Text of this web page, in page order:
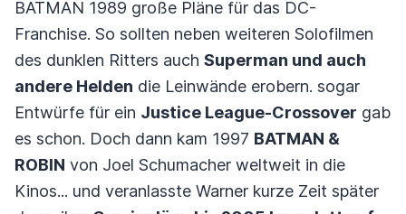
BATMAN 1989 große Pläne für das DC-
Franchise. So sollten neben weiteren Solofilmen
des dunklen Ritters auch Superman und auch
andere Helden die Leinwände erobern. sogar
Entwürfe für ein Justice League-Crossover gab
es schon. Doch dann kam 1997 BATMAN &
ROBIN von Joel Schumacher weltweit in die
Kinos... und veranlasste Warner kurze Zeit später